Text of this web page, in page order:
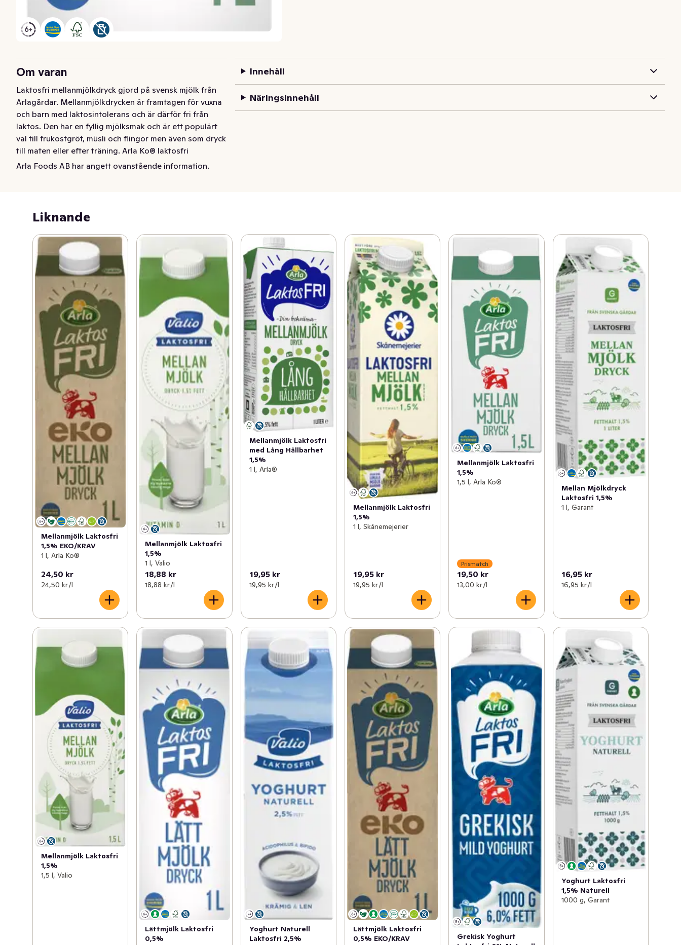
Om varan
Laktosfri mellanmjölkdryck gjord på svensk mjölk från
Arlagårdar. Mellanmjölkdrycken är framtagen för vuxna
och barn med laktosintolerans och är därför fri från
laktos. Den har en fyllig mjölksmak och är ett populärt
val till frukostgröt, müsli och flingor men även som dryck
till maten eller efter träning. Arla Ko® laktosfri
mellanmjölkdryck är en naturlig källa till bland annat
garanterar att produkten är gjord på 100 procent
svensk mjölk.
Laktosfri mellanmjölkdryck gjord på svensk mjölk från
Arlagårdar. Mellanmjölkdrycken är framtagen för vuxna
och barn med laktosintolerans och är därför fri från
laktos. Den har en fyllig mjölksmak och är ett populärt
val till frukostgröt, müsli och flingor men även som dryck
till maten eller efter träning. Arla Ko® laktosfri
mellanmjölkdryck är en naturlig källa till bland annat
protein, kalcium och vitamin B12. Protein bidrar till
muskeluppbyggnad och kalcium behövs för att
bibehålla en normal benstomme. Varumärket  Arla Ko®
garanterar att produkten är gjord på 100 procent
svensk mjölk.
Arla Foods AB har angett ovanstående information.
Innehåll
Näringsinnehåll
Liknande
Mellanmjölk Laktosfri
1,5% EKO/KRAV
1 l, Arla Ko®
24,50 kr
24,50 kr /l
Mellanmjölk Laktosfri
1,5%
1 l, Valio
18,88 kr
18,88 kr /l
Mellanmjölk Laktosfri
med Lång Hållbarhet
1,5%
1 l, Arla®
19,95 kr
19,95 kr /l
Mellanmjölk Laktosfri
1,5%
1 l, Skånemejerier
19,95 kr
19,95 kr /l
Mellanmjölk Laktosfri
1,5%
1,5 l, Arla Ko®
Prismatch
19,50 kr
13,00 kr /l
Mellan Mjölkdryck
Laktosfri 1,5%
1 l, Garant
16,95 kr
16,95 kr /l
Mellanmjölk Laktosfri
1,5%
1,5 l, Valio
Lättmjölk Laktosfri
0,5%
Yoghurt Naturell
Laktosfri 2,5%
Lättmjölk Laktosfri
0,5% EKO/KRAV
Grekisk Yoghurt
Yoghurt Laktosfri
1,5% Naturell
1000 g, Garant